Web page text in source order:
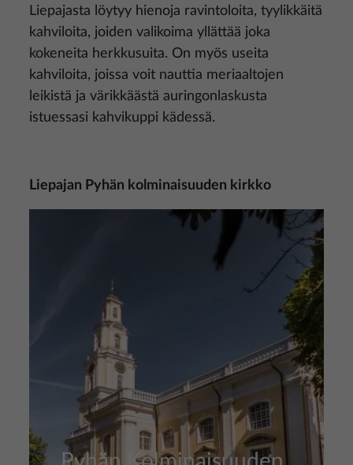
Liepajasta löytyy hienoja ravintoloita, tyylikkäitä
kahviloita, joiden valikoima yllättää joka
kokeneita herkkusuita. On myös useita
kahviloita, joissa voit nauttia meriaaltojen
leikistä ja värikkäästä auringonlaskusta
istuessasi kahvikuppi kädessä.
Liepajan Pyhän kolminaisuuden kirkko